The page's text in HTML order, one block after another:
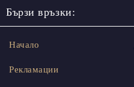
Бързи връзки:
Начало
Рекламации